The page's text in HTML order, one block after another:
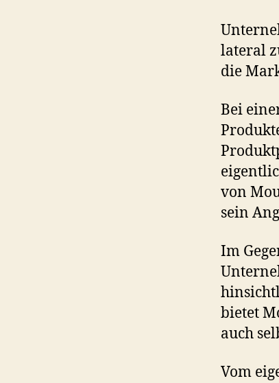
lateral
die
Bei
von
sein
Im
bietet
auch
Vom